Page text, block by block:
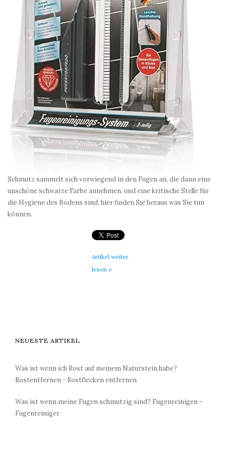
Schmutz sammelt sich vorwiegend in den Fugen an, die dann eine
unschöne schwarze Farbe annehmen, und eine kritische Stelle für
die Hygiene des Bodens sind, hier finden Sie heraus was Sie tun
können.
Artikel weiter
lesen »
NEUESTE ARTIKEL
Was ist wenn ich Rost auf meinem Naturstein habe?
Rostentfernen - Rostflecken entfernen
Was ist wenn meine Fugen schmutzig sind? Fugenreinigen -
Fugenreiniger